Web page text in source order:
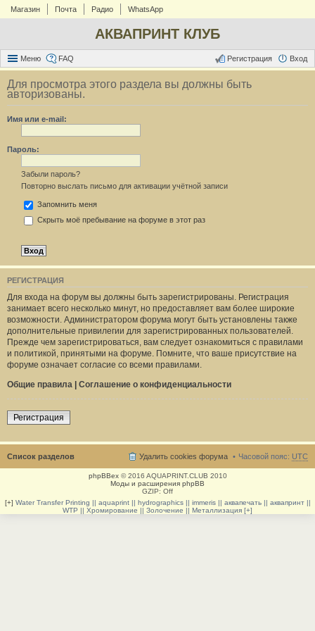
Магазин Почта Радио WhatsApp
АКВАПРИНТ КЛУБ
Меню FAQ Вход
Регистрация
Для просмотра этого раздела вы должны быть
авторизованы.
Имя или e-mail:
Пароль:
Забыли пароль?
Повторно выслать письмо для активации учётной записи
Запомнить меня
Скрыть моё пребывание на форуме в этот раз
РЕГИСТРАЦИЯ
Для входа на форум вы должны быть зарегистрированы. Регистрация
занимает всего несколько минут, но предоставляет вам более широкие
возможности. Администратором форума могут быть установлены также
дополнительные привилегии для зарегистрированных пользователей.
Прежде чем зарегистрироваться, вам следует ознакомиться с правилами
и политикой, принятыми на форуме. Помните, что ваше присутствие на
форуме означает согласие со всеми правилами.
Общие правила | Соглашение о конфиденциальности
Регистрация
Список разделов Часовой пояс: UTC
Удалить cookies форума
phpBBex© 2016 AQUAPRINT.CLUB 2010
Моды и расширения phpBB
GZIP: Off
[+] Water Transfer Printing || aquaprint || hydrographics || immeris || аквапечать || аквапринт ||
WTP || Хромирование || Золочение || Металлизация [+]